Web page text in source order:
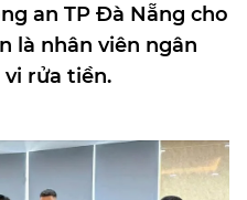
an TP Đà Nẵng cho
là nhân viên ngân
vi rửa tiền.